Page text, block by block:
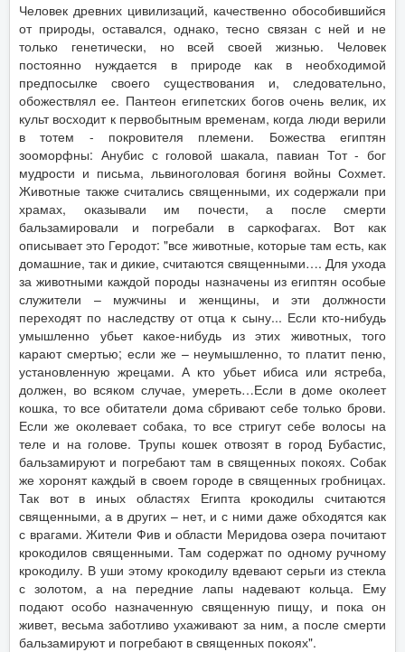
Человек древних цивилизаций, качественно обособившийся
от природы, оставался, однако, тесно связан с ней и не
только генетически, но всей своей жизнью. Человек
постоянно нуждается в природе как в необходимой
предпосылке своего существования и, следовательно,
обожествлял ее. Пантеон египетских богов очень велик, их
культ восходит к первобытным временам, когда люди верили
в тотем - покровителя племени. Божества египтян
зооморфны: Анубис с головой шакала, павиан Тот - бог
мудрости и письма, львиноголовая богиня войны Сохмет.
Животные также считались священными, их содержали при
храмах, оказывали им почести, а после смерти
бальзамировали и погребали в саркофагах. Вот как
описывает это Геродот: "все животные, которые там есть, как
домашние, так и дикие, считаются священными…. Для ухода
за животными каждой породы назначены из египтян особые
служители – мужчины и женщины, и эти должности
переходят по наследству от отца к сыну... Если кто-нибудь
умышленно убьет какое-нибудь из этих животных, того
карают смертью; если же – неумышленно, то платит пеню,
установленную жрецами. А кто убьет ибиса или ястреба,
должен, во всяком случае, умереть…Если в доме околеет
кошка, то все обитатели дома сбривают себе только брови.
Если же околевает собака, то все стригут себе волосы на
теле и на голове. Трупы кошек отвозят в город Бубастис,
бальзамируют и погребают там в священных покоях. Собак
же хоронят каждый в своем городе в священных гробницах.
Так вот в иных областях Египта крокодилы считаются
священными, а в других – нет, и с ними даже обходятся как
с врагами. Жители Фив и области Меридова озера почитают
крокодилов священными. Там содержат по одному ручному
крокодилу. В уши этому крокодилу вдевают серьги из стекла
с золотом, а на передние лапы надевают кольца. Ему
подают особо назначенную священную пищу, и пока он
живет, весьма заботливо ухаживают за ним, а после смерти
бальзамируют и погребают в священных покоях".